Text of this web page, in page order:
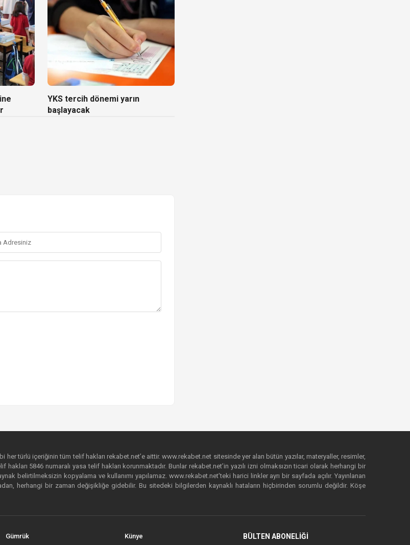
YKS tercih dönemi yarın
başlayacak
türlü içeriğinin tüm telif hakları rekabet.net’e aittir. www.rekabet.net sitesinde yer alan bütün yazılar, materyaller, resimler,
5846 numaralı yasa telif hakları korunmaktadır. Bunlar rekabet.net’in yazılı izni olmaksızın ticari olarak herhangi bir
belirtilmeksizin kopyalama ve kullanımı yapılamaz. www.rekabet.net’teki harici linkler ayrı bir sayfada açılır. Yayınlanan
herhangi bir zaman değişikliğe gidebilir. Bu sitedeki bilgilerden kaynaklı hataların hiçbirinden sorumlu değildir. Köşe
Gümrük Künye BÜLTEN ABONELİĞİ